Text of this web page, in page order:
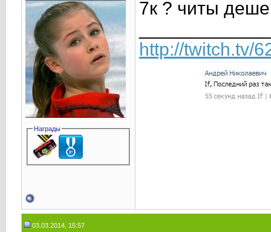
Награды
7к ? читы
http://twitch.tv/
03.03.2014, 15:57